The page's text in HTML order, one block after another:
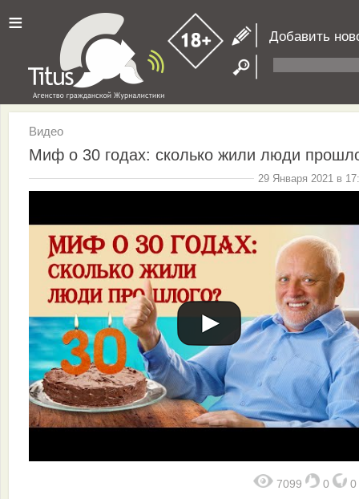
≡ Добавить
Видео
Миф о 30 годах: сколько жили люди
29 Января 2021 в
7099 0 0